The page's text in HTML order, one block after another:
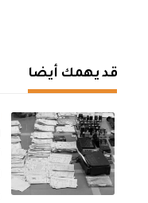
قد يهمك أيضا